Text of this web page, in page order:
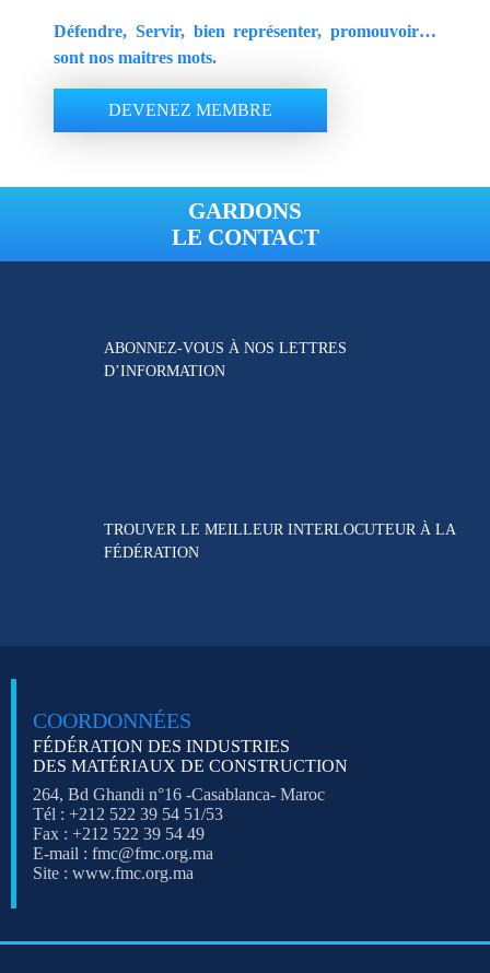
Défendre, Servir, bien représenter, promouvoir…
sont nos maitres mots.
DEVENEZ MEMBRE
GARDONS
LE CONTACT
ABONNEZ-VOUS À NOS LETTRES
D’INFORMATION
TROUVER LE MEILLEUR INTERLOCUTEUR À LA
FÉDÉRATION
COORDONNÉES
FÉDÉRATION DES INDUSTRIES
DES MATÉRIAUX DE CONSTRUCTION
264, Bd Ghandi n°16 -Casablanca- Maroc
Tél : +212 522 39 54 51/53
Fax : +212 522 39 54 49
E-mail : fmc@fmc.org.ma
Site : www.fmc.org.ma